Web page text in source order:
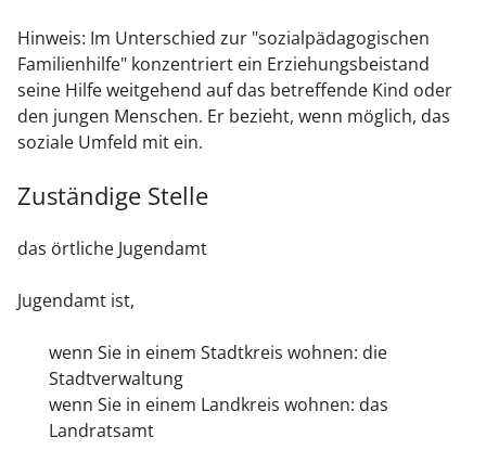
Hinweis: Im Unterschied zur "sozialpädagogischen
Familienhilfe" konzentriert ein Erziehungsbeistand
seine Hilfe weitgehend auf das betreffende Kind oder
den jungen Menschen. Er bezieht, wenn möglich, das
soziale Umfeld mit ein.
Zuständige Stelle
das örtliche Jugendamt
Jugendamt ist,
wenn Sie in einem Stadtkreis wohnen: die
Stadtverwaltung
wenn Sie in einem Landkreis wohnen: das
Landratsamt